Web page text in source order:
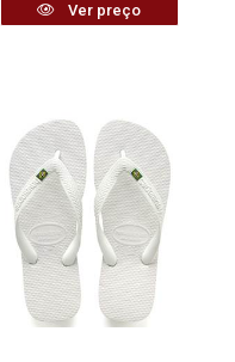
Ver preço